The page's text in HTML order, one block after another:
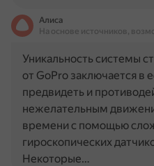
Алиса
На основе источников,
Уникальность системы
от GoPro заключается в
предвидеть и
нежелательным
времени с помощью
гироскопических
Некоторые…